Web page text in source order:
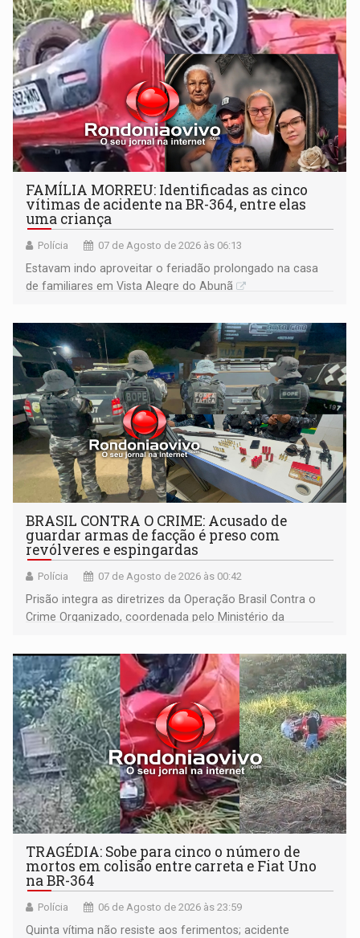
FAMÍLIA MORREU: Identificadas as cinco
vítimas de acidente na BR-364, entre elas
uma criança
Polícia 07 de Agosto de 2026 às 06:13
Estavam indo aproveitar o feriadão prolongado na casa
de familiares em Vista Alegre do Abunã
BRASIL CONTRA O CRIME: Acusado de
guardar armas de facção é preso com
revólveres e espingardas
Polícia 07 de Agosto de 2026 às 00:42
Prisão integra as diretrizes da Operação Brasil Contra o
Crime Organizado, coordenada pelo Ministério da
TRAGÉDIA: Sobe para cinco o número de
mortos em colisão entre carreta e Fiat Uno
na BR-364
Polícia 06 de Agosto de 2026 às 23:59
Quinta vítima não resiste aos ferimentos; acidente